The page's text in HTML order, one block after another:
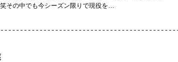
その中でも今シーズン限りで現役を…